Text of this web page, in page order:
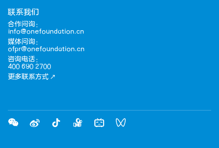
联系我们
合作问询：
info@onefoundation.cn
媒体问询：
ofpr@onefoundation.cn
咨询电话：
400 690 2700
更多联系方式